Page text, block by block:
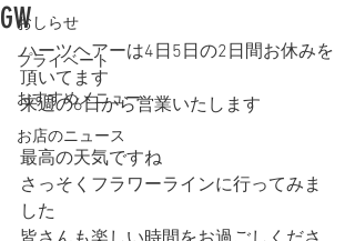
おしらせ
プライベート
おすすめメニュー
お店のニュース
GW
ハーツヘアーは4日5日の2日間お休みを
頂いてます
来週の6日から営業いたします
最高の天気ですね
さっそくフラワーラインに行ってみま
した